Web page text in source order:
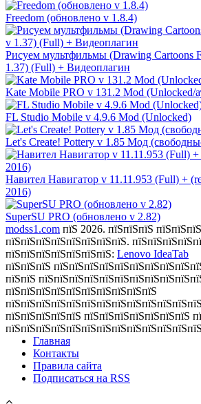
Freedom (обновлено v 1.8.4)
Рисуем мультфильмы (Drawing Cartoons
1.37) (Full) + Видеоплагин
Kate Mobile PRO v 131.2 Mod (Unlocked/
FL Studio Mobile v 4.9.6 Mod (Unlocked)
Let's Create! Pottery v 1.85 Мод
Навител Навигатор v 11.11.953 (Full) +
2016)
SuperSU PRO (обновлено v 2.82)
modss1.com пїЅ 2026. пїЅпїЅпїЅ
пїЅпїЅпїЅпїЅпїЅпїЅпїЅпїЅ.
пїЅпїЅпїЅпїЅпїЅпїЅпїЅ: Lenovo IdeaTab
пїЅпїЅпїЅ
пїЅпїЅ
пїЅпїЅпїЅпїЅпїЅпїЅпїЅпїЅпїЅпїЅ
пїЅпїЅпїЅпїЅпїЅ пїЅпїЅпїЅпїЅпїЅпїЅпїЅ
Главная
Контакты
Правила сайта
Подписаться на RSS